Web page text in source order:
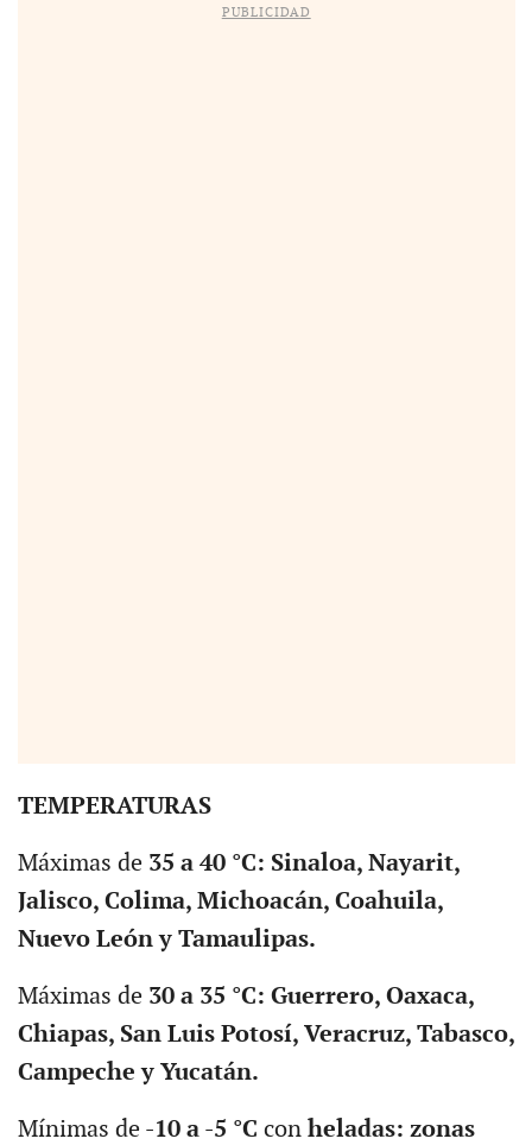
PUBLICIDAD
TEMPERATURAS
Máximas de 35 a 40 °C: Sinaloa, Nayarit,
Jalisco, Colima, Michoacán, Coahuila,
Nuevo León y Tamaulipas.
Máximas de 30 a 35 °C: Guerrero, Oaxaca,
Chiapas, San Luis Potosí, Veracruz, Tabasco,
Campeche y Yucatán.
Mínimas de-10 a -5 °C conheladas: zonas